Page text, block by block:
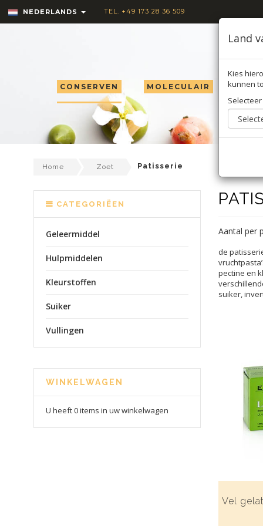
NEDERLANDS TEL. +49 173 28 36 509
CONSERVEN MOLECULAIR
Home Zoet Patisserie
Aantal per
de
pectine en
suiker,
Vel
CATEGORIËEN
Geleermiddel
Hulpmiddelen
Kleurstoffen
Suiker
Vullingen
WINKELWAGEN
U heeft 0 items in uw winkelwagen
Land
Kies
kunnen